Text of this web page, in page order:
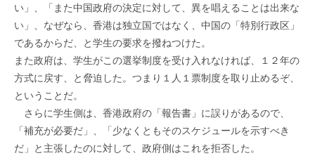
い」、「また中国政府の決定に対して、異を唱えることは出来な
い」、なぜなら、香港は独立国ではなく、中国の「特別行政区」
であるからだ、と学生の要求を撥ねつけた。
また政府は、学生がこの選挙制度を受け入れなければ、１２年の
方式に戻す、と脅迫した。つまり１人１票制度を取り止めるぞ、
ということだ。
さらに学生側は、香港政府の「報告書」に誤りがあるので、
「補充が必要だ」、「少なくともそのスケジュールを示すべき
だ」と主張したのに対して、政府側はこれを拒否した。